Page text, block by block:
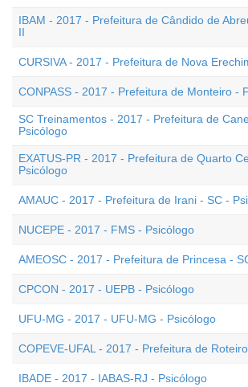
IBAM - 2017 - Prefeitura de Cândido de
II
CURSIVA - 2017 - Prefeitura de Nova
CONPASS - 2017 - Prefeitura de Monteiro -
SC Treinamentos - 2017 - Prefeitura de
Psicólogo
EXATUS-PR - 2017 - Prefeitura de Quarto
Psicólogo
AMAUC - 2017 - Prefeitura de Irani - SC -
NUCEPE - 2017 - FMS - Psicólogo
AMEOSC - 2017 - Prefeitura de Princesa -
CPCON - 2017 - UEPB - Psicólogo
UFU-MG - 2017 - UFU-MG - Psicólogo
COPEVE-UFAL - 2017 - Prefeitura de
IBADE - 2017 - IABAS-RJ - Psicólogo